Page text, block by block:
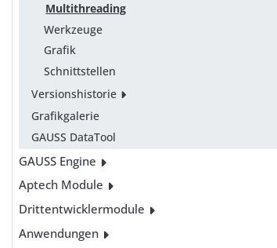
Multithreading
Werkzeuge
Grafik
Schnittstellen
Versionshistorie
Grafikgalerie
GAUSS DataTool
GAUSS Engine
Aptech Module
Drittentwicklermodule
Anwendungen